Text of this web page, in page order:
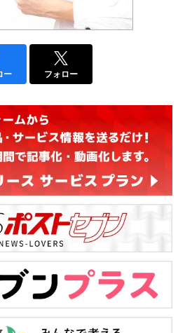
ー フォロー